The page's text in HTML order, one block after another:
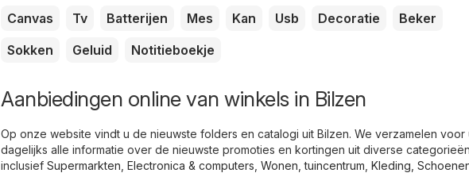
Canvas Tv Batterijen Mes Kan Usb Decoratie
Beker
Sokken
Geluid Notitieboekje
Aanbiedingen online van winkels in Bilzen
Op onze website vindt u de nieuwste folders en catalogi uit Bilzen. We verzamelen voor
dagelijks alle informatie over de nieuwste promoties en kortingen uit diverse
inclusief Supermarkten Electronica & computers Wonen, tuincentrum Kleding,